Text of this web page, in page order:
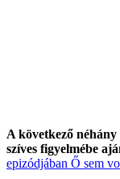
A következő néhány
szíves figyelmébe
epizódjában Ő sem